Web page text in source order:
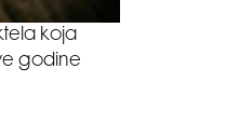
koja
godine